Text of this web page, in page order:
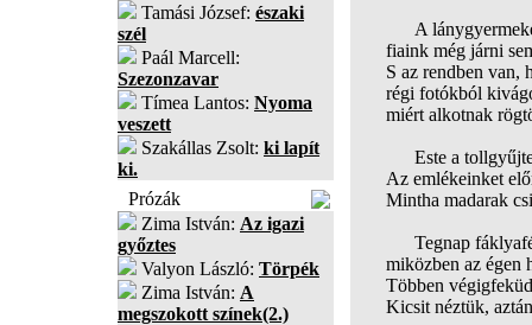
Tamási József: északi
szél
Paál Marcell:
Szezonzavar
Tímea Lantos: Nyoma
veszett
Szakállas Zsolt: ki lapít
ki.
Prózák
Zima István: Az igazi
győztes
Valyon László: Törpék
Zima István: A
megszokott színek(2.)
A
fiaink még járni
S az rendben van,
régi fotókból
miért alkotnak
Este a
Az emlékeinket
Mintha madarak
Tegnap
miközben az égen
Többen
Kicsit néztük,